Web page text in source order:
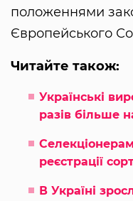
положеннями
Європейського
Читайте також:
Українські
разів більше
реєстрації
В Україні